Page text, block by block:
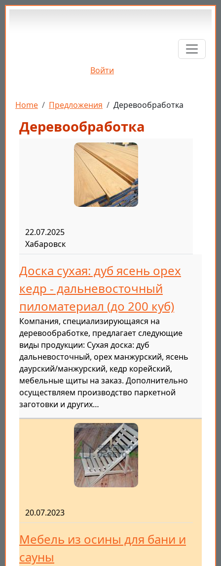
Перейти к основному содержанию
Войти
Строка навигации
Home Предложения Деревообработка
Деревообработка
22.07.2025
Хабаровск
Доска сухая: дуб ясень орех
кедр - дальневосточный
пиломатериал (до 200 куб)
Компания, специализирующаяся на
деревообработке, предлагает следующие
виды продукции: Сухая доска: дуб
дальневосточный, орех манжурский, ясень
даурский/манжурский, кедр корейский,
мебельные щиты на заказ. Дополнительно
осуществляем производство паркетной
заготовки и других…
20.07.2023
Мебель из осины для бани и
сауны